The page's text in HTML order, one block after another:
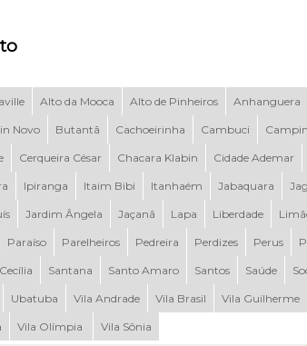
Alto da Mooca Alto de Pinheiros Anhanguera
Novo Butantã Cachoeirinha Cambuci
Cerqueira César Chacara Klabin Cidade Ademar
Ipiranga Itaim Bibi Itanhaém Jabaquara
Jardim Ângela Jaçanã Lapa Liberdade
Paraíso Parelheiros Pedreira Perdizes Perus
Santana Santo Amaro Santos Saúde
Ubatuba Vila Andrade Vila Brasil Vila Guilherme
Vila Olímpia Vila Sônia